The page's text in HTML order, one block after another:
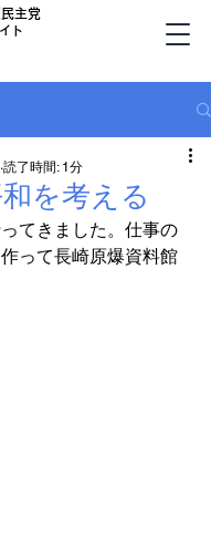
主党
ト
を考える
読了時間: 1分
てきました。仕事の
って長崎原爆資料館